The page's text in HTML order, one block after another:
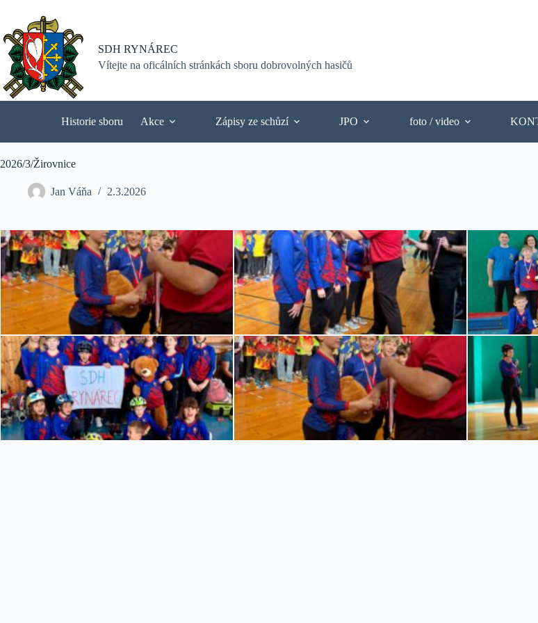
content
SDH RYNÁREC
Vítejte na oficálních stránkách sboru dobrovolných hasičů
Historie sboru Akce Zápisy ze schůzí JPO foto / video
2026/3/Žirovnice
Jan Váňa 2.3.2026